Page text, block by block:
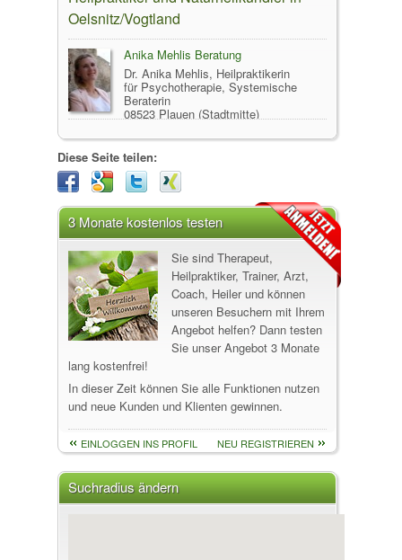
Oelsnitz/Vogtland
Anika Mehlis Beratung
Dr. Anika Mehlis, Heilpraktikerin
für Psychotherapie, Systemische
Beraterin
08523 Plauen (Stadtmitte)
Diese Seite teilen:
3 Monate kostenlos testen
Sie sind Therapeut,
Heilpraktiker, Trainer, Arzt,
Coach, Heiler und können
unseren Besuchern mit Ihrem
Angebot helfen? Dann testen
Sie unser Angebot 3 Monate
lang kostenfrei!
In dieser Zeit können Sie alle Funktionen nutzen
und neue Kunden und Klienten gewinnen.
EINLOGGEN INS PROFIL NEU REGISTRIEREN
Suchradius ändern